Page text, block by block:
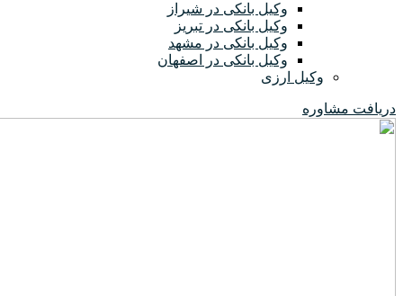
وکیل بانکی در شیراز
وکیل بانکی در تبریز
وکیل بانکی در مشهد
وکیل بانکی در اصفهان
وکیل ارزی
دریافت مشاوره